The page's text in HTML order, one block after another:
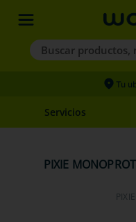
Buscar productos,
Términos más
2.
hills
Tu
Servicios
PIXIE
PIXIE